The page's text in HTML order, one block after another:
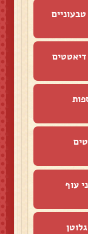
דיאטטים
עוף